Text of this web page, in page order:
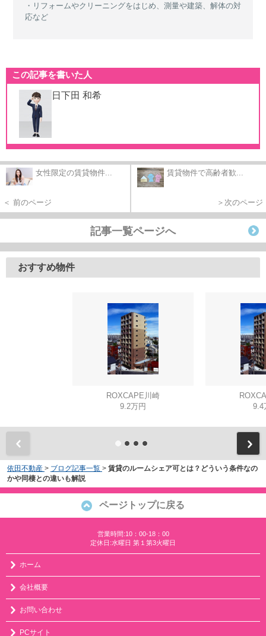
・リフォームやクリーニングをはじめ、測量や建築、解体の対
応など
この記事を書いた人
日下田 和希
女性限定の賃貸物件...
＜ 前のページ
賃貸物件で高齢者歓...
＞次のページ
記事一覧ページへ
おすすめ物件
ROXCAPE川崎
9.2万円
9.4
依田不動産 > ブログ記事一覧 > 賃貸のルームシェア可とは？どういう条件なの
かや同棲との違いも解説
ページトップに戻る
営業時間:10：00-18：00
定休日:水曜日 第１第3火曜日
ホーム
会社概要
お問い合わせ
PCサイト